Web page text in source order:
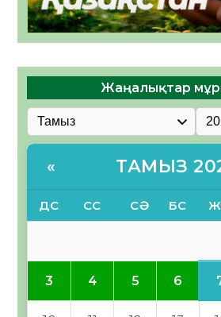
Жаңалықтар
« ТАМЫЗ
ДС СС СӘ БС
3 4 5 6